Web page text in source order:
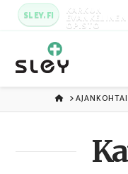
SLEY.FI KARKUN
EVANKELINEN
OPISTO
ETUSIVU